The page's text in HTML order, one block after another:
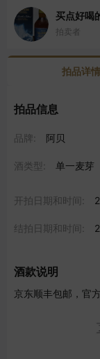
买点好喝
拍卖者
拍品详情
拍品信息
品牌: 阿贝
酒类型: 单一麦芽
开拍日期和时间:
结拍日期和时间:
酒款说明
京东顺丰包邮，官